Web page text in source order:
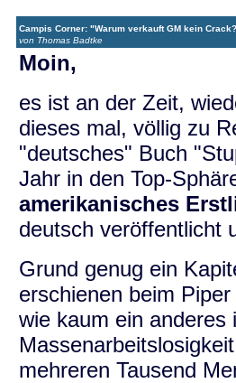
Campis Corner: "Warum verkauft GM kein
von Thomas Badtke
Moin,
es ist an der Zeit,
dieses mal, völlig zu
"deutsches" Buch
Jahr in den Top-
amerikanisches
deutsch veröffentlicht
Grund genug ein
erschienen beim
wie kaum ein anderes
mehreren Tausend